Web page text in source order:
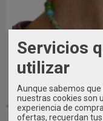
Servicios
utilizar
Aunque sabemos
nuestras cookies son
experiencia de
ofertas, recuerdan